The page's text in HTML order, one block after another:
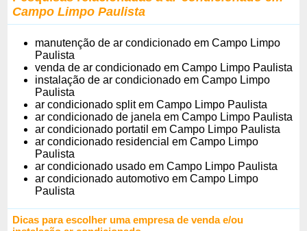
Campo Limpo Paulista
manutenção de ar condicionado em Campo Limpo
Paulista
venda de ar condicionado em Campo Limpo Paulista
instalação de ar condicionado em Campo Limpo
Paulista
ar condicionado split em Campo Limpo Paulista
ar condicionado de janela em Campo Limpo Paulista
ar condicionado portatil em Campo Limpo Paulista
ar condicionado residencial em Campo Limpo
Paulista
ar condicionado usado em Campo Limpo Paulista
ar condicionado automotivo em Campo Limpo
Paulista
Dicas para escolher uma empresa de venda e/ou